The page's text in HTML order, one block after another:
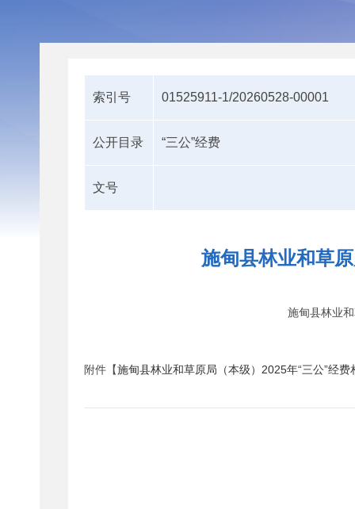
索引号 01525911-1/20260528-00001
公开目录 “三公”经费
文号
施甸县林业和草
施甸县林业
附件【施甸县林业和草原局（本级）2025年“三公”经费